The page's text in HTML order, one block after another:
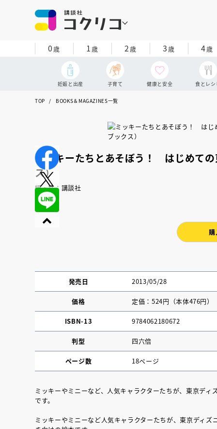
0歳 1歳 2歳 3歳 4歳
妊娠と出産 子育て 健康と安全 食とレシ
TOP BOOKS＆MAGAZINES一覧
ミッキーたちとあそぼう！ はじめて
ス）
編・文：講談社
発売日 2013/05/28
価格 定価：524円（本体476円）
ISBN-13 9784062180672
判型 四六倍
ページ数 18ページ
ミッキーやミニーなど、人気キャラクターたちが、東京デ
です。
ミッキーやミニーなど人気キャラクターたちが、東京ディ
『NO.６再会』